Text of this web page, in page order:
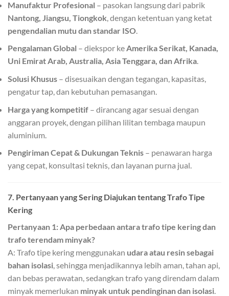
Manufaktur Profesional – pasokan langsung dari pabrik
Nantong, Jiangsu, Tiongkok , dengan ketentuan yang ketat
pengendalian mutu dan standar ISO
Pengalaman Global – diekspor keAmerika Serikat, Kanada,
Uni Emirat Arab, Australia, Asia Tenggara, dan Afrika.
Solusi Khusus – disesuaikan dengan tegangan, kapasitas,
pengatur tap, dan kebutuhan pemasangan.
Harga yang kompetitif – dirancang agar sesuai dengan
anggaran proyek, dengan pilihan lilitan tembaga maupun
aluminium.
Pengiriman Cepat & Dukungan Teknis – penawaran harga
yang cepat, konsultasi teknis, dan layanan purna jual.
7. Pertanyaan yang Sering Diajukan tentang Trafo Tipe
Kering
Pertanyaan 1: Apa perbedaan antara trafo tipe kering dan
trafo terendam minyak?
A: Trafo tipe kering menggunakan udara atau resin sebagai
bahan isolasi, sehingga menjadikannya lebih aman, tahan api,
dan bebas perawatan, sedangkan trafo yang direndam dalam
minyak memerlukan minyak untuk pendinginan dan isolasi.